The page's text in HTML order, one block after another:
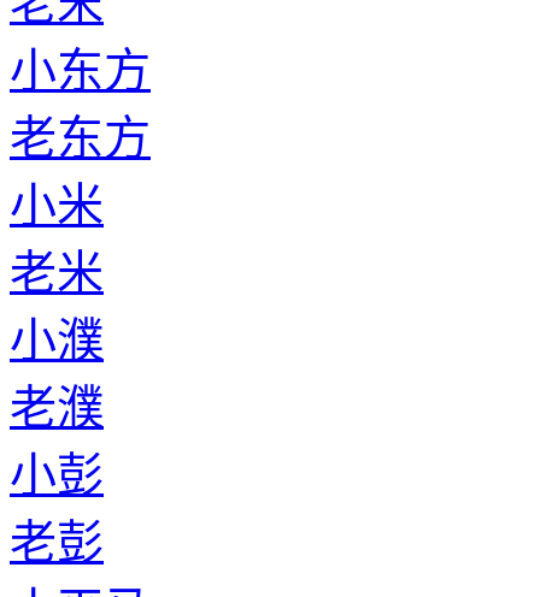
小东方
老东方
小米
老米
小濮
老濮
小彭
老彭